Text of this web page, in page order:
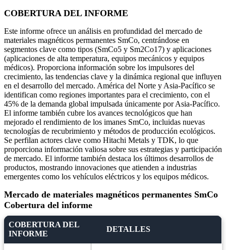
COBERTURA DEL INFORME
Este informe ofrece un análisis en profundidad del mercado de
materiales magnéticos permanentes SmCo, centrándose en
segmentos clave como tipos (SmCo5 y Sm2Co17) y aplicaciones
(aplicaciones de alta temperatura, equipos mecánicos y equipos
médicos). Proporciona información sobre los impulsores del
crecimiento, las tendencias clave y la dinámica regional que influyen
en el desarrollo del mercado. América del Norte y Asia-Pacífico se
identifican como regiones importantes para el crecimiento, con el
45% de la demanda global impulsada únicamente por Asia-Pacífico.
El informe también cubre los avances tecnológicos que han
mejorado el rendimiento de los imanes SmCo, incluidas nuevas
tecnologías de recubrimiento y métodos de producción ecológicos.
Se perfilan actores clave como Hitachi Metals y TDK, lo que
proporciona información valiosa sobre sus estrategias y participación
de mercado. El informe también destaca los últimos desarrollos de
productos, mostrando innovaciones que atienden a industrias
emergentes como los vehículos eléctricos y los equipos médicos.
Mercado de materiales magnéticos permanentes SmCo
Cobertura del informe
COBERTURA DEL
INFORME
DETALLES